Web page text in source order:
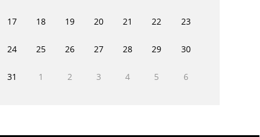
17 18 19 20 21 22 23
24 25 26 27 28 29 30
31 1 2 3 4 5 6